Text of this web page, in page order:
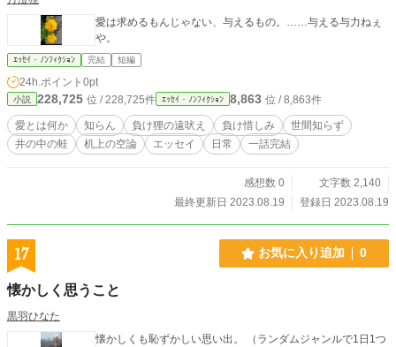
愛は求めるもんじゃない、与えるもの。……与える与力ねぇ
や。
ｴｯｾｲ・ﾉﾝﾌｨｸｼｮﾝ 完結 短編
24h.ポイント 0pt
小説 228,725 位 / 228,725件 ｴｯｾｲ・ﾉﾝﾌｨｸｼｮﾝ 8,863 位 / 8,863件
愛とは何か 知らん 負け狸の遠吠え 負け惜しみ
世間知らず
井の中の蛙
机上の空論 エッセイ 日常 一話完結
感想数 0
文字数 2,140
最終更新日 2023.08.19
登録日 2023.08.19
17 お気に入り追加 0
懐かしく思うこと
黒羽ひなた
懐かしくも恥ずかしい思い出。 （ランダムジャンルで1日1つ